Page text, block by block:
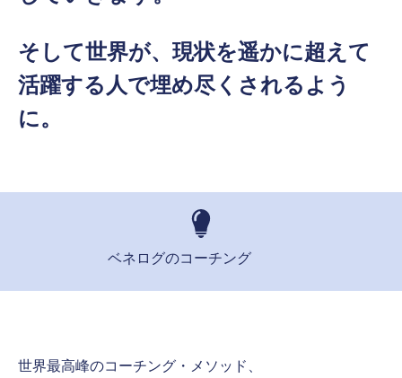
そして世界が、現状を遥かに超えて
活躍する人で埋め尽くされるよう
に。
ベネログのコーチング
世界最高峰のコーチング・メソッド、